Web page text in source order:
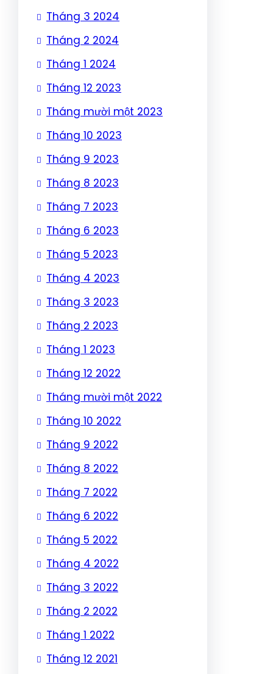
Tháng 3 2024
Tháng 2 2024
Tháng 1 2024
Tháng 12 2023
Tháng mười một 2023
Tháng 10 2023
Tháng 9 2023
Tháng 8 2023
Tháng 7 2023
Tháng 6 2023
Tháng 5 2023
Tháng 4 2023
Tháng 3 2023
Tháng 2 2023
Tháng 1 2023
Tháng 12 2022
Tháng mười một 2022
Tháng 10 2022
Tháng 9 2022
Tháng 8 2022
Tháng 7 2022
Tháng 6 2022
Tháng 5 2022
Tháng 4 2022
Tháng 3 2022
Tháng 2 2022
Tháng 1 2022
Tháng 12 2021